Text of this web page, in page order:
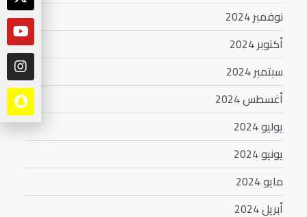
نوفمبر 2024
أكتوبر 2024
سبتمبر 2024
أغسطس 2024
يوليو 2024
يونيو 2024
مايو 2024
أبريل 2024